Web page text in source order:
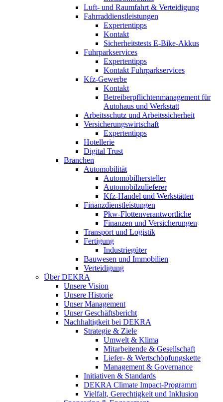
Luft- und Raumfahrt & Verteidigung
Fahrraddienstleistungen
Expertentipps
Kontakt
Sicherheitstests E-Bike-Akkus
Fuhrparkservices
Expertentipps
Kontakt Fuhrparkservices
Kfz-Gewerbe
Kontakt
Betreiberpflichtenmanagement für
Autohaus und Werkstatt
Arbeitsschutz und Arbeitssicherheit
Versicherungswirtschaft
Expertentipps
Hotellerie
Digital Trust
Branchen
Automobilität
Automobilhersteller
Automobilzulieferer
Kfz-Handel und Werkstätten
Finanzdienstleistungen
Pkw‑Flottenverantwortliche
Finanzen und Versicherungen
Transport und Logistik
Fertigung
Industriegüter
Bauwesen und Immobilien
Verteidigung
Über DEKRA
Unsere Vision
Unsere Historie
Unser Management
Unser Geschäftsbericht
Nachhaltigkeit bei DEKRA
Strategie & Ziele
Umwelt & Klima
Mitarbeitende & Gesellschaft
Liefer- & Wertschöpfungskette
Management & Governance
Initiativen & Standards
DEKRA Climate Impact-Programm
Vielfalt, Gerechtigkeit und Inklusion​